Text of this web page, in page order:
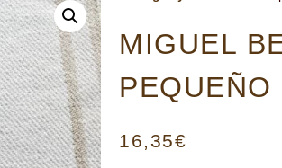
MIGUEL
16,35€